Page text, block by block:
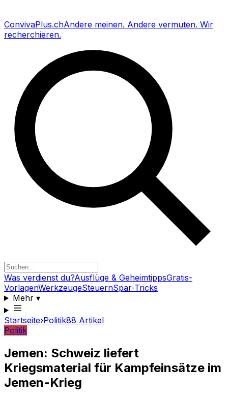
ConvivaPlus.chAndere meinen. Andere vermuten. Wir
recherchieren.
Was verdienst du?Ausflüge & GeheimtippsGratis-
VorlagenWerkzeugeSteuernSpar-Tricks
Mehr▾
Startseite›Politik88 Artikel
Politik
Jemen: Schweiz liefert
Kriegsmaterial für Kampfeinsätze im
Jemen-Krieg